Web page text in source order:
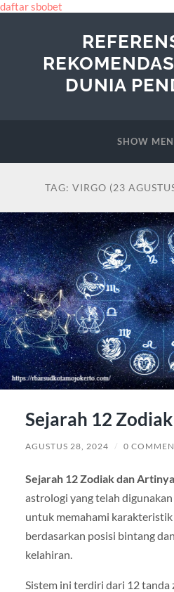
daftar sbobet
DUNIA
SHOW
TAG: VIRGO (23
Sejarah 12
AGUSTUS 28, 2024 / 0
Sejarah 12 Zodiak dan Artinya
astrologi yang telah
untuk memahami karakteristik
berdasarkan posisi bintang
kelahiran.
Sistem ini terdiri dari 12 tanda